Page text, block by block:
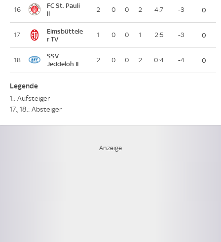
16
FC St. Pauli
II
2 0 0 2 4:7 -3 0
17
Eimsbüttele
r TV
1 0 0 1 2:5 -3 0
18
SSV
Jeddeloh II
2 0 0 2 0:4 -4 0
Legende
1.: Aufsteiger
17., 18.: Absteiger